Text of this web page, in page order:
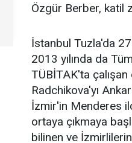
Özgür Berber, katil
İstanbul Tuzla'da 27
2013 yılında da
TÜBİTAK'ta
Radchikova'yı
İzmir'in Menderes
ortaya çıkmaya
bilinen ve